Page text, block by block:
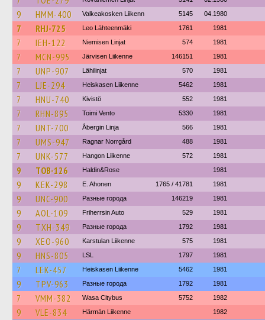
9 HMM-400 Valkeakosken Liikenn 5145 04.1980
7 RHJ-725 Leo Lähteenmäki 1761 1981
7 IEH-122 Niemisen Linjat 574 1981
7 MCN-995 Järvisen Liikenne 146151 1981
7 UNP-907 Lähilinjat 570 1981
7 LJE-294 Heiskasen Liikenne 5462 1981
7 HNU-740 Kivistö 552 1981
7 RHN-895 Toimi Vento 5330 1981
7 UNT-700 Åbergin Linja 566 1981
7 UMS-947 Ragnar Norrgård 488 1981
7 UNK-577 Hangon Liikenne 572 1981
9 TOB-126 Haldin&Rose 1981
9 KEK-298 E. Ahonen 1765 / 41781 1981
9 UNC-900 Разные города 146219 1981
9 AOL-109 Friherrsin Auto 529 1981
9 TXH-349 Разные города 1792 1981
9 XEO-960 Karstulan Liikenne 575 1981
9 HNS-805 LSL 1797 1981
7 LEK-457 Heiskasen Liikenne 5462 1981
9 TPV-963 Разные города 1792 1981
7 VMM-382 Wasa Citybus 5752 1982
9 VLE-834 Härmän Liikenne 1982